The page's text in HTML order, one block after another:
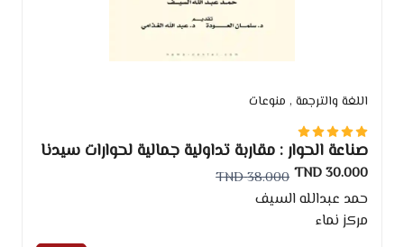
اللغة والترجمة , منوعات
صناعة الحوار : مقاربة تداولية جمالية لحوارات سيدنا
إبراهيم في القرآن الكريم
30.000 TND
38.000 TND
حمد عبدالله السيف
مركز نماء